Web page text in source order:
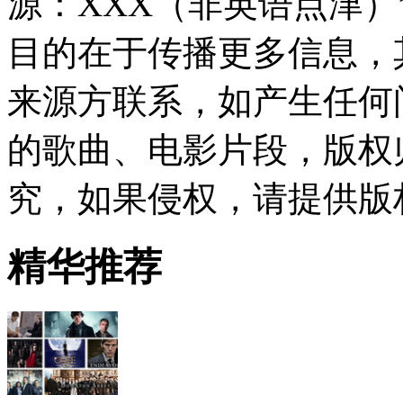
目的在于传播更多信息
来源方联系，如产生任
的歌曲、电影片段，版
究，如果侵权，请提供
精华推荐